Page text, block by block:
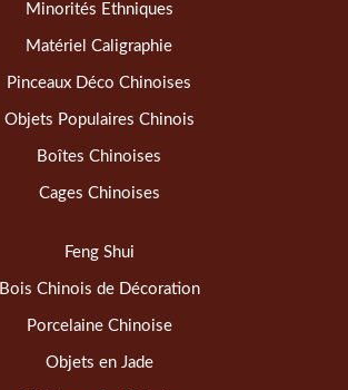
Minorités Ethniques
Matériel Caligraphie
Pinceaux Déco Chinoises
Objets Populaires Chinois
Boîtes Chinoises
Cages Chinoises
Feng Shui
Bois Chinois de Décoration
Porcelaine Chinoise
Objets en Jade